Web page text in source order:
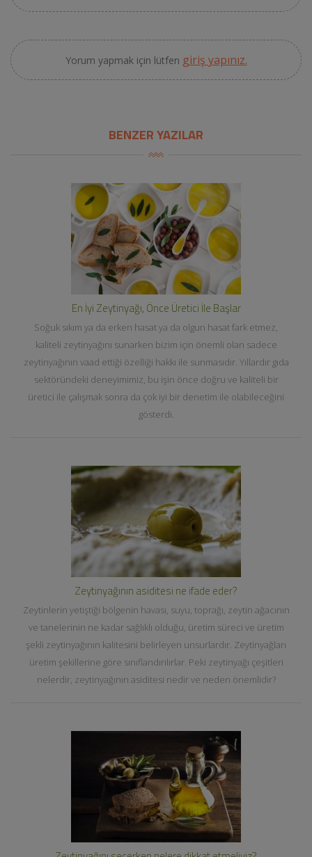
Yorum yapmak için lütfen giriş yapınız.
BENZER YAZILAR
En İyi Zeytinyağı, Önce Üretici İle Başlar
Soğuk sıkım ya da erken hasat ya da olgun hasat fark etmez,
kaliteli zeytinyağını sunarken bizim için önemli olan sadece
zeytinyağının vaad ettiği özelliği hakkı ile sunmasıdır. Yıllardır gıda
sektöründeki deneyimimiz, bu işin önce doğru ve kaliteli bir
üretici ile çalışmak sonra da çok iyi bir denetim ile olabileceğini
gösterdi.
Zeytinyağının asiditesi ne ifade eder?
Zeytinlerin yetiştiği bölgenin havası, suyu, toprağı, zeytin ağacının
ve tanelerinin ne kadar sağlıklı olduğu, üretim süreci ve üretim
şekli zeytinyağının kalitesini belirleyen unsurlardır. Zeytinyağları
üretim şekillerine göre sınıflandırılırlar. Peki zeytinyağı çeşitleri
nelerdir, zeytinyağının asiditesi nedir ve neden önemlidir?